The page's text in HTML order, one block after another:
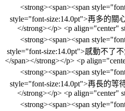
<strong><span><span
style="font-size:14.0pt">再多的關
</strong></p> <p align="center"
<strong><span><span
style="font-size:14.0pt">感動不了
</span></strong></p> <p
<strong><span><span
style="font-size:14.0pt">再長的等
</strong></p> <p align="center"
<strong><span><span